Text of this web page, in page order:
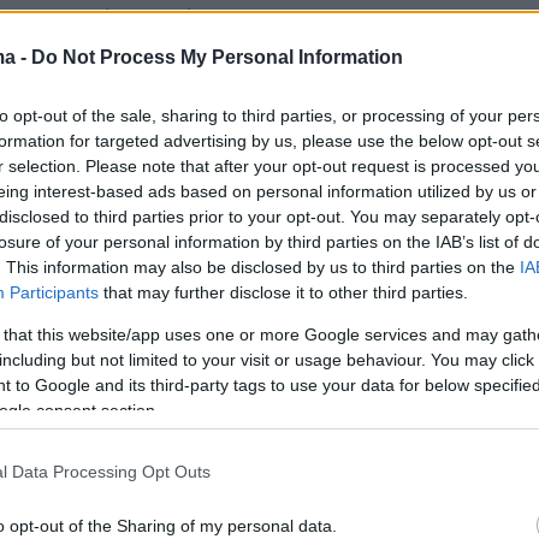
- Do Not Process My Personal Information
opt-out of the sale, sharing to third parties, or processing of your
for targeted advertising by us, please use the below opt-out
selection. Please note that after your opt-out request is processed
interest-based ads based on personal information utilized by us
to third parties prior to your opt-out. You may separately
of your personal information by third parties on the IAB’s list of
This information may also be disclosed by us to third parties on the
Participants that may further disclose it to other third parties.
that this website/app uses one or more Google services and may
but not limited to your visit or usage behaviour. You may
to Google and its third-party tags to use your data for below
consent section.
Data Processing Opt Outs
opt-out of the Sharing of my personal data.
επιστρέφει” τόνισε.
πραγματοποιούνται και τώρα. Δεν είναι κάτι
Απλώς θααυστηροποιηθείτο πλαίσιο και
διμερείς συμφωνίες. Για παράδειγμα,
πάρα πολλοί μετανάστες από την Αίγυπτο.
που έγιναν με την αιγυπτιακή πλευρά
πάρουν πίσω υπηκόους τους που έχουν
στη χώρα” σημείωσε η κα Βολουδάκη.
έρχεται ένα νομοσχέδιο όσον αφορά στην
Τέλος Μαΐου θα παρουσιαστεί
συμβούλιο. Θα αυστηροποιεί τόσο όλους
και τις επιστροφές. Δηλαδή θα εξετάζονται